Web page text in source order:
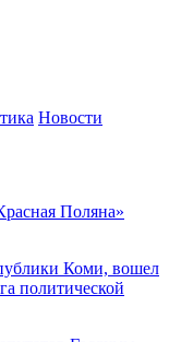
Новости
Поляна»
Коми, вошел
политической